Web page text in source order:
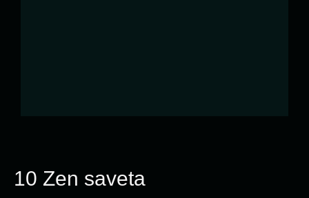
10 Zen saveta